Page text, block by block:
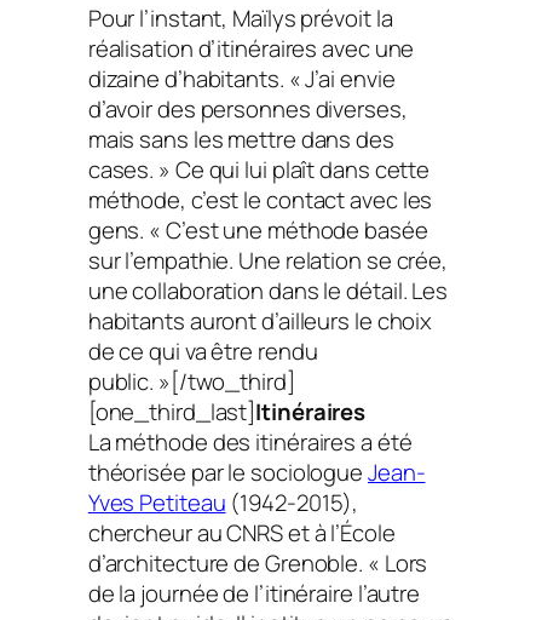
Pour l’instant, Maïlys prévoit la
réalisation d’itinéraires avec une
dizaine d’habitants. « J’ai envie
d’avoir des personnes diverses,
mais sans les mettre dans des
cases. » Ce qui lui plaît dans cette
méthode, c’est le contact avec les
gens. « C’est une méthode basée
sur l’empathie. Une relation se crée,
une collaboration dans le détail. Les
habitants auront d’ailleurs le choix
de ce qui va être rendu
public. »[/two_third]
[one_third_last]Itinéraires
La méthode des itinéraires a été
théorisée par le sociologueJean-
Yves Petiteau (1942-2015),
chercheur au CNRS et à l’École
d’architecture de Grenoble. « Lors
de la journée de l’itinéraire l’autre